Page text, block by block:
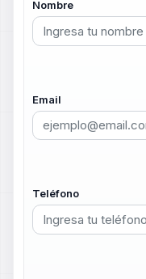
Nombre
Email
Teléfono